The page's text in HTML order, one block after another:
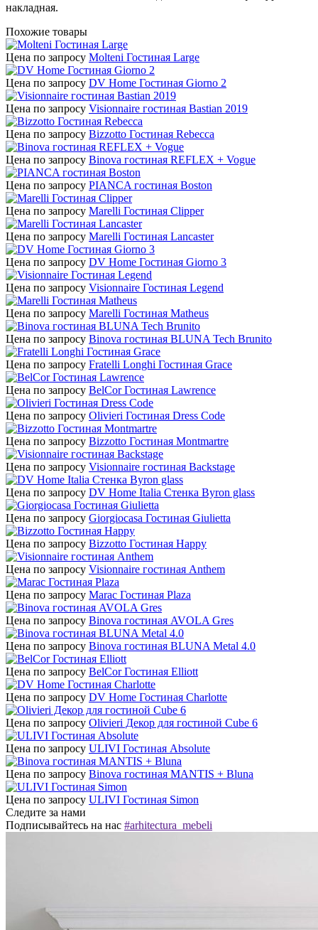
накладная.
Похожие товары
Цена по запросу Molteni Гостиная Large
Цена по запросу DV Home Гостиная Giorno 2
Цена по запросу Visionnaire гостиная Bastian 2019
Цена по запросу Bizzotto Гостиная Rebecca
Цена по запросу Binova гостиная REFLEX + Vogue
Цена по запросу PIANCA гостиная Boston
Цена по запросу Marelli Гостиная Clipper
Цена по запросу Marelli Гостиная Lancaster
Цена по запросу DV Home Гостиная Giorno 3
Цена по запросу Visionnaire Гостиная Legend
Цена по запросу Marelli Гостиная Matheus
Цена по запросу Binova гостиная BLUNA Tech Brunito
Цена по запросу Fratelli Longhi Гостиная Grace
Цена по запросу BelCor Гостиная Lawrence
Цена по запросу Olivieri Гостиная Dress Code
Цена по запросу Bizzotto Гостиная Montmartre
Цена по запросу Visionnaire гостиная Backstage
Цена по запросу DV Home Italia Стенка Byron glass
Цена по запросу Giorgiocasa Гостиная Giulietta
Цена по запросу Bizzotto Гостиная Happy
Цена по запросу Visionnaire гостиная Anthem
Цена по запросу Marac Гостиная Plaza
Цена по запросу Binova гостиная AVOLA Gres
Цена по запросу Binova гостиная BLUNA Metal 4.0
Цена по запросу BelCor Гостиная Elliott
Цена по запросу DV Home Гостиная Charlotte
Цена по запросу Olivieri Декор для гостиной Cube 6
Цена по запросу ULIVI Гостиная Absolute
Цена по запросу Binova гостиная MANTIS + Bluna
Цена по запросу ULIVI Гостиная Simon
Следите за нами
Подписывайтесь на нас #arhitectura_mebeli